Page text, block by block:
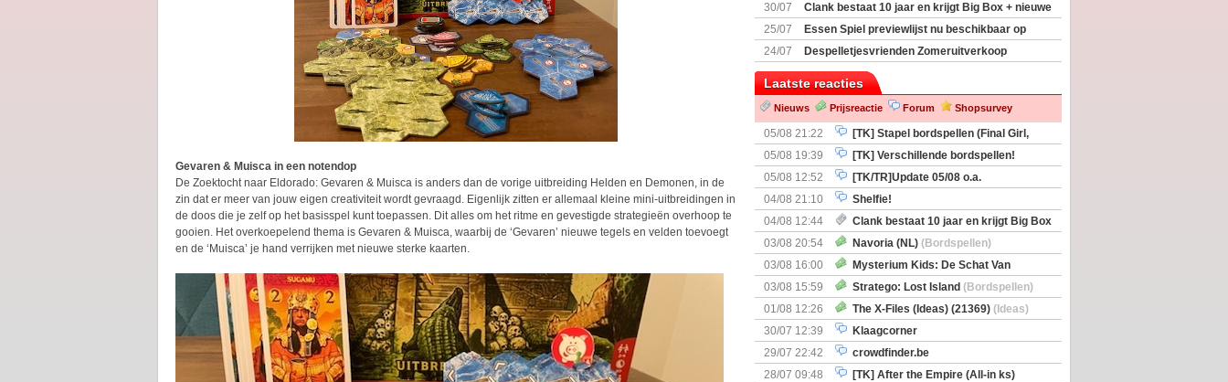
Gevaren & Muisca in een notendop
De Zoektocht naar Eldorado: Gevaren & Muisca is anders dan de vorige uitbreiding Helden en Demonen, in de
zin dat er meer van jouw eigen creativiteit wordt gevraagd. Eigenlijk zitten er allemaal kleine mini-uitbreidingen in
de doos die je zelf op het basisspel kunt toepassen. Dit alles om het ritme en gevestigde strategieën overhoop te
gooien. Het overkoepelend thema is Gevaren & Muisca, waarbij de ‘Gevaren’ nieuwe tegels en velden toevoegt
en de ‘Muisca’ je hand verrijken met nieuwe sterke kaarten.
30/07
Clank bestaat 10 jaar en krijgt Big Box + nieuwe
uitbreiding
25/07
Essen Spiel previewlijst nu beschikbaar op
Boardgamegeek
24/07
Despelletjesvrienden Zomeruitverkoop
Laatste reacties
Nieuws Prijsreactie Forum Shopsurvey
05/08 21:22
[TK] Stapel bordspellen (Final Girl,
Nemesis Retaliation, Zombicide Invader)
05/08 19:39
[TK] Verschillende bordspellen!
05/08 12:52
[TK/TR]Update 05/08 o.a.
Prijsverlagingen, Imperium Horizons, 20 Strong
04/08 21:10
Shelfie!
04/08 12:44
Clank bestaat 10 jaar en krijgt Big Box
+ nieuwe uitbreiding
03/08 20:54 Navoria (NL) (Bordspellen)
03/08 16:00
Mysterium Kids: De Schat Van
Kapitein Boe
(Bordspellen)
03/08 15:59 Stratego: Lost Island (Bordspellen)
01/08 12:26
The X-Files (Ideas) (21369) (Ideas)
30/07 12:39
Klaagcorner
29/07 22:42
crowdfinder.be
28/07 09:48
[TK] After the Empire (All-in ks)